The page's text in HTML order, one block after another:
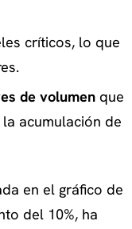
críticos, lo que
de volumenque
acumulación de
en el gráfico de
del 10%, ha